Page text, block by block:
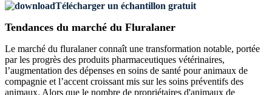
Télécharger un échantillon gratuit
Tendances du marché du Fluralaner
Le marché du fluralaner connaît une transformation notable, portée
par les progrès des produits pharmaceutiques vétérinaires,
l’augmentation des dépenses en soins de santé pour animaux de
compagnie et l’accent croissant mis sur les soins préventifs des
animaux. Alors que le nombre de propriétaires d'animaux de